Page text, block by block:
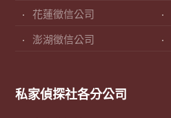
花蓮徵信公司
澎湖徵信公司
私家偵探社各分公司